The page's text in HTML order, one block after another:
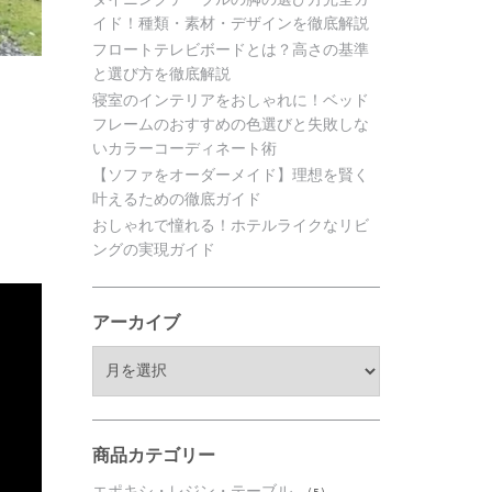
イド！種類・素材・デザインを徹底解説
フロートテレビボードとは？高さの基準
と選び方を徹底解説
寝室のインテリアをおしゃれに！ベッド
フレームのおすすめの色選びと失敗しな
いカラーコーディネート術
【ソファをオーダーメイド】理想を賢く
叶えるための徹底ガイド
おしゃれで憧れる！ホテルライクなリビ
ングの実現ガイド
アーカイブ
ブ
商品カテゴリー